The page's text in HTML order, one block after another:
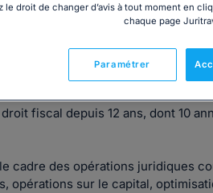
en ligne, qui accompagne et
transparents.
fiscal depuis 12 ans, dont 10
cadre des opérations juridiques
sur le capital,
le droit de changer d’avis à tout moment en
chaque page
Paramétrer